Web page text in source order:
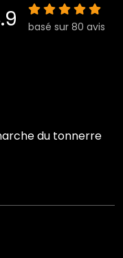
basé sur 80 avis
du tonnerre